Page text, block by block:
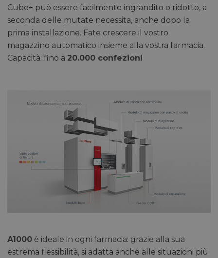
Cube+ può essere facilmente ingrandito o ridotto, a
seconda delle mutate necessita, anche dopo la
prima installazione. Fate crescere il vostro
magazzino automatico insieme alla vostra farmacia.
Capacità: fino a 20.000 confezioni
A1000 è ideale in ogni farmacia: grazie alla sua
estrema flessibilità, si adatta anche alle situazioni più